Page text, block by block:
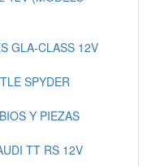
GLA-CLASS 12V
SPYDER
Y PIEZAS
TT RS 12V